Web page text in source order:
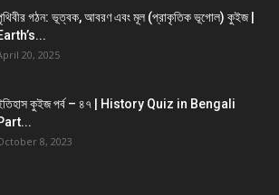
গঠন: ভূত্বক, আবরণ এবং মূল (প্রাকৃতিক ভূগোল) কুইজ |
20, 2025
কুইজ পর্ব – ৪৭ | History Quiz in Bengali
8, 2023